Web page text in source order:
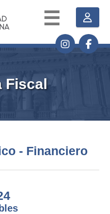
☰
Fiscal
- Financiero